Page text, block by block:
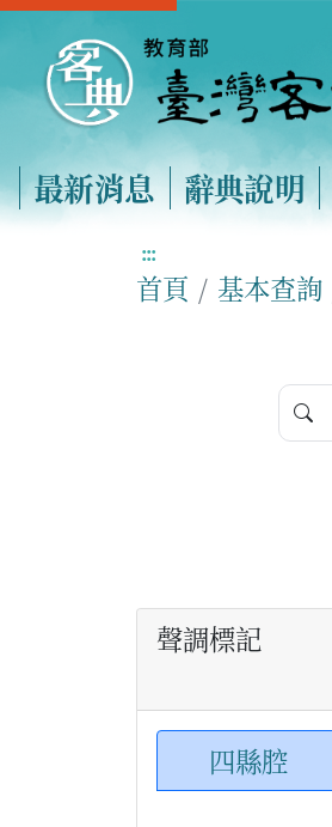
最新消息 辭典說明
:::
首頁 基本查詢
聲調標記
四縣腔